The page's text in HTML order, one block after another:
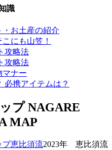
識
お土産の紹介
にも山笠！
攻略法
攻略法
マナー
必携アイテムは？
プNAGARE
MAP
プ恵比須流2023年 恵比須流